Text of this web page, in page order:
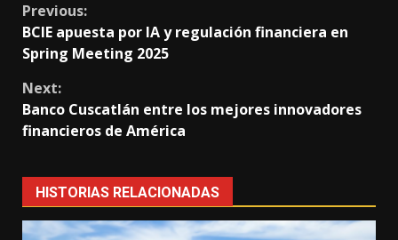
Continue
Reading
Previous:
BCIE apuesta por IA y regulación financiera en
Spring Meeting 2025
Next:
Banco Cuscatlán entre los mejores innovadores
financieros de América
HISTORIAS RELACIONADAS